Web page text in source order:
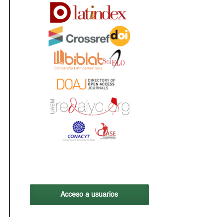
Acceso a usuarios